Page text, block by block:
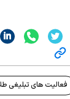
فعالیت های تبلیغی